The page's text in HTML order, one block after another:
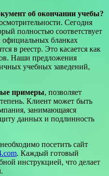
об окончании учебы?
Сегодня
полностью соответствует
официальных бланках
в реестр. Это касается как
Наши предложения
учебных заведений,
примеры, позволяет
Клиент может быть
занимающаяся
данных и подлинность
посетить сайт
. Каждый готовый
инструкцией, что делает